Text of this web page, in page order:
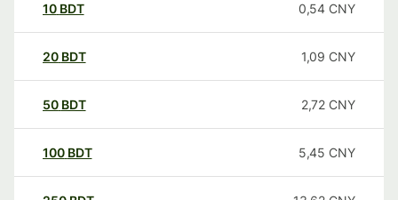
10 BDT 0,54 CNY
20 BDT 1,09 CNY
50 BDT 2,72 CNY
100 BDT 5,45 CNY